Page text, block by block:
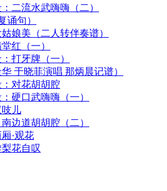
二流水武嗨嗨（二）
诵句）
娘美（二人转伴奏谱）
红（一）
打牙牌（一）
于晓菲演唱 那炳晨记谱）
：对花胡胡腔
硬口武嗨嗨（一）
吱儿
边道胡胡腔（二）
·观花
梨花自叹